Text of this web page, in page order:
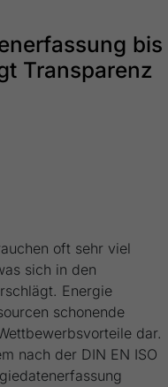
bis
Transparenz
oft sehr viel
sich in den
Energie
schonende
dar.
nach der DIN EN ISO